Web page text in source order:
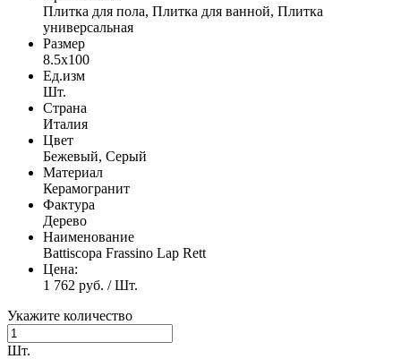
Плитка для пола, Плитка для ванной, Плитка
универсальная
Размер
8.5x100
Ед.изм
Шт.
Страна
Италия
Цвет
Бежевый, Серый
Материал
Керамогранит
Фактура
Дерево
Наименование
Battiscopa Frassino Lap Rett
Цена:
1 762 руб. / Шт.
Укажите количество
Шт.